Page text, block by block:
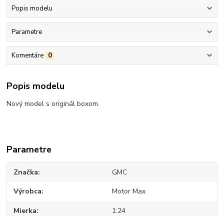
Popis modelu
Parametre
Komentáre 0
Popis modelu
Nový model s originál boxom.
Parametre
Značka GMC
Výrobca Motor Max
Mierka 1:24